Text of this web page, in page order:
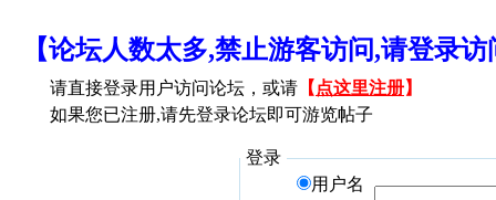
【论坛人数太多,禁止游客访问,请登录
请直接登录用户访问论坛，或请 【 点这里注册】
如果您已注册,请先登录论坛即可游览帖子
登录
用户名